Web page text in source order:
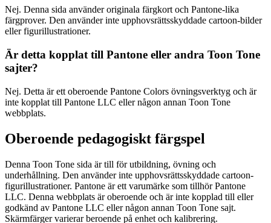
Nej. Denna sida använder originala färgkort och Pantone-lika
färgprover. Den använder inte upphovsrättsskyddade cartoon-bilder
eller figurillustrationer.
Är detta kopplat till Pantone eller andra Toon Tone
sajter?
Nej. Detta är ett oberoende Pantone Colors övningsverktyg och är
inte kopplat till Pantone LLC eller någon annan Toon Tone
webbplats.
Oberoende pedagogiskt färgspel
Denna Toon Tone sida är till för utbildning, övning och
underhållning. Den använder inte upphovsrättsskyddade cartoon-
figurillustrationer. Pantone är ett varumärke som tillhör Pantone
LLC. Denna webbplats är oberoende och är inte kopplad till eller
godkänd av Pantone LLC eller någon annan Toon Tone sajt.
Skärmfärger varierar beroende på enhet och kalibrering.